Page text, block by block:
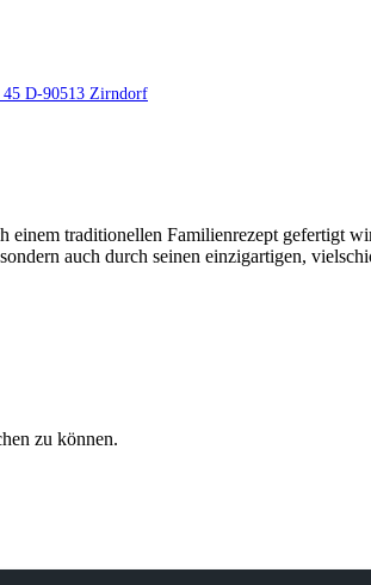
45 D-90513 Zirndorf
traditionellen Familienrezept gefertigt
auch durch seinen einzigartigen,
zu können.